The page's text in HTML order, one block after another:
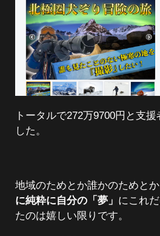
トータルで272万9700円と支
した。
地域のためとか誰かのためとか
に純粋に自分の「夢」 にこれ
たのは嬉しい限りです。